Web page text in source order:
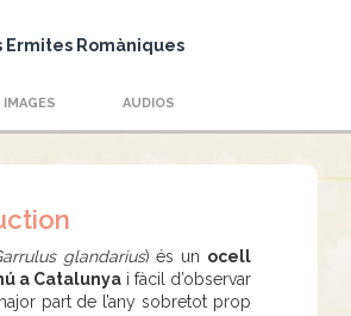
Ermites Romàniques
IMAGES AUDIOS
glandarius) és un ocell
a Catalunya i fàcil d’observar
part de l’any sobretot prop